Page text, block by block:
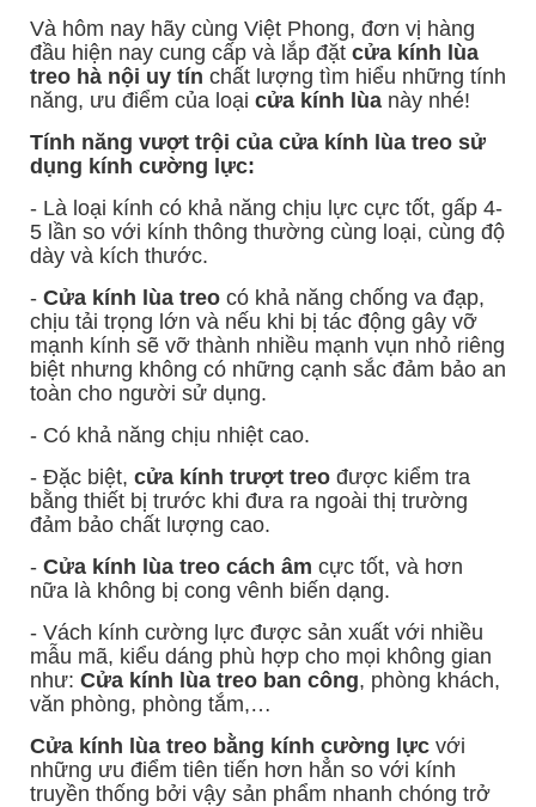
Và hôm nay hãy cùng Việt Phong, đơn vị hàng
đầu hiện nay cung cấp và lắp đặt cửa kính lùa
treo hà nội uy tín chất lượng tìm hiểu những tính
năng, ưu điểm của loại cửa kính lùa này nhé!
Tính năng vượt trội của cửa kính lùa treo sử
dụng kính cường lực:
- Là loại kính có khả năng chịu lực cực tốt, gấp 4-
5 lần so với kính thông thường cùng loại, cùng độ
dày và kích thước.
- Cửa kính lùa treo có khả năng chống va đạp,
chịu tải trọng lớn và nếu khi bị tác động gây vỡ
mạnh kính sẽ vỡ thành nhiều mạnh vụn nhỏ riêng
biệt nhưng không có những cạnh sắc đảm bảo an
toàn cho người sử dụng.
- Có khả năng chịu nhiệt cao.
- Đặc biệt, cửa kính trượt treo được kiểm tra
bằng thiết bị trước khi đưa ra ngoài thị trường
đảm bảo chất lượng cao.
- Cửa kính lùa treo cách âm cực tốt, và hơn
nữa là không bị cong vênh biến dạng.
- Vách kính cường lực được sản xuất với nhiều
mẫu mã, kiểu dáng phù hợp cho mọi không gian
như: Cửa kính lùa treo ban công, phòng khách,
văn phòng, phòng tắm,…
Cửa kính lùa treo bằng kính cường lực với
những ưu điểm tiên tiến hơn hẳn so với kính
truyền thống bởi vậy sản phẩm nhanh chóng trở